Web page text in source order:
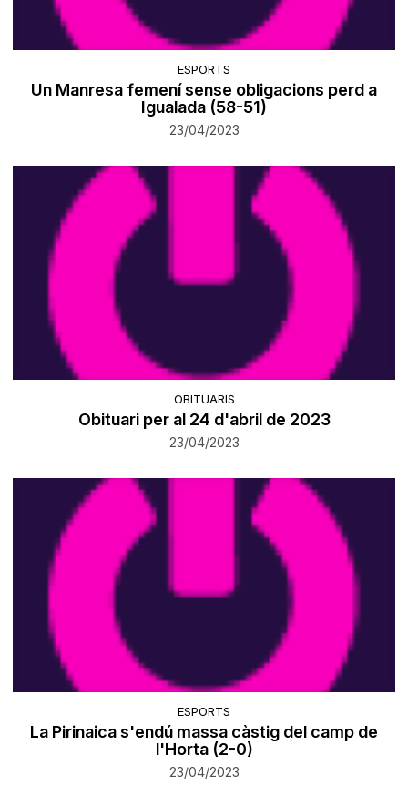
ESPORTS
Un Manresa femení sense obligacions perd a
Igualada (58-51)
23/04/2023
OBITUARIS
Obituari per al 24 d'abril de 2023
23/04/2023
ESPORTS
La Pirinaica s'endú massa càstig del camp de
l'Horta (2-0)
23/04/2023